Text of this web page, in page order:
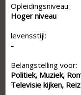
Opleidingsniveau:
Hoger niveau
levensstijl:
-
Belangstelling voor:
Politiek, Muziek,
Televisie kijken,